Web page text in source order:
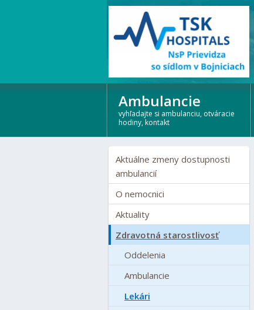
Ambulancie
vyhľadajte si ambulanciu, otváracie
hodiny, kontakt
Aktuálne zmeny dostupnosti
ambulancií
O nemocnici
Aktuality
Zdravotná starostlivosť
Oddelenia
Ambulancie
Lekári